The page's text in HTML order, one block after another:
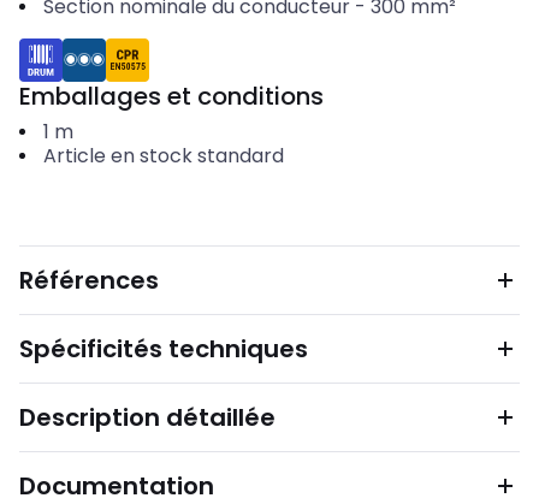
Section nominale du conducteur- 300 mm²
Emballages et conditions
1 m
Article en stock standard
Références
Spécificités techniques
Description détaillée
Documentation